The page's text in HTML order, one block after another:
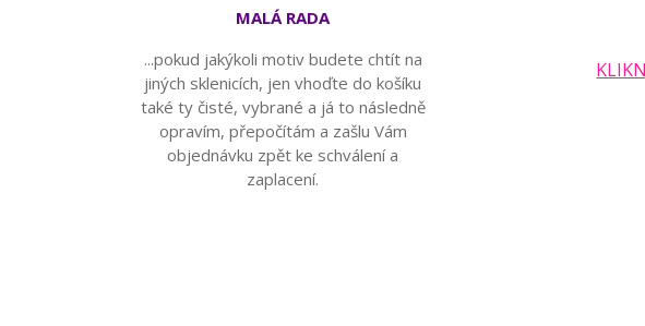
MALÁ RADA
...pokud jakýkoli motiv budete chtít na
jiných sklenicích, jen vhoďte do košíku
také ty čisté, vybrané a já to následně
opravím, přepočítám a zašlu Vám
objednávku zpět ke schválení a
zaplacení.